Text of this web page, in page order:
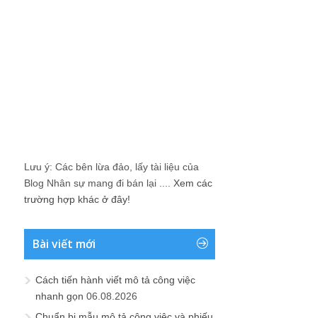
Lưu ý: Các bên lừa đảo, lấy tài liệu của
Blog Nhân sự mang đi bán lại .... Xem các
trường hợp khác ở đây!
Bài viết mới
Cách tiến hành viết mô tả công việc
nhanh gọn 06.08.2026